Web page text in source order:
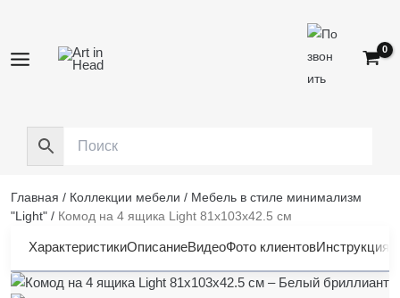
содержимому
Главная / Коллекции мебели / Мебель в стиле минимализм
"Light" / Комод на 4 ящика Light 81x103x42.5 см
ХарактеристикиОписаниеВидеоФото клиентовИнструкция